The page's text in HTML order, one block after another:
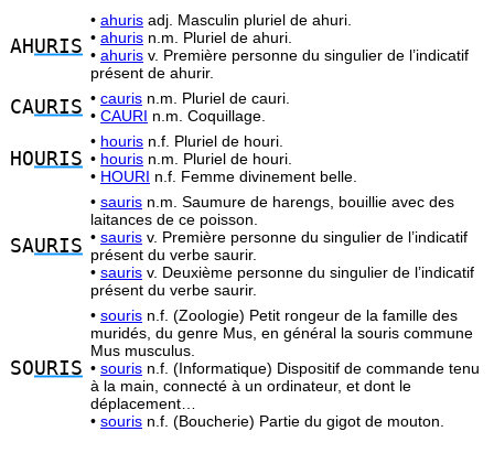
AH URIS
• ahuris adj. Masculin pluriel de ahuri.
• ahuris n.m. Pluriel de ahuri.
• ahuris v. Première personne du singulier de l’indicatif
présent de ahurir.
CAURIS • cauris n.m. Pluriel de cauri.
• CAURI n.m. Coquillage.
HOURIS
• houris n.f. Pluriel de houri.
• houris n.m. Pluriel de houri.
• HOURI n.f. Femme divinement belle.
SAURIS
• sauris n.m. Saumure de harengs, bouillie avec des
laitances de ce poisson.
• sauris v. Première personne du singulier de l’indicatif
présent du verbe saurir.
• sauris v. Deuxième personne du singulier de l’indicatif
présent du verbe saurir.
SOURIS
• souris n.f. (Zoologie) Petit rongeur de la famille des
muridés, du genre Mus, en général la souris commune
Mus musculus.
• souris n.f. (Informatique) Dispositif de commande tenu
à la main, connecté à un ordinateur, et dont le
déplacement…
• souris n.f. (Boucherie) Partie du gigot de mouton.